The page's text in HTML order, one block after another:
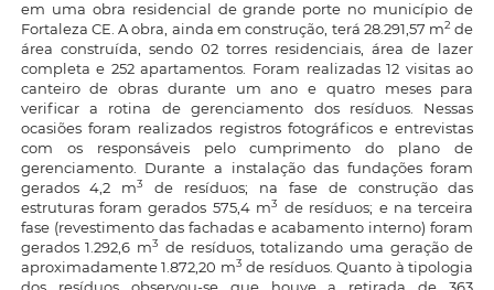
em uma obra residencial de grande porte no município de
Fortaleza CE. A obra, ainda em construção, terá 28.291,57 m2 de
área construída, sendo 02 torres residenciais, área de lazer
completa e 252 apartamentos. Foram realizadas 12 visitas ao
canteiro de obras durante um ano e quatro meses para
verificar a rotina de gerenciamento dos resíduos. Nessas
ocasiões foram realizados registros fotográficos e entrevistas
com os responsáveis pelo cumprimento do plano de
gerenciamento. Durante a instalação das fundações foram
gerados 4,2 m3
de resíduos; na fase de construção das
estruturas foram gerados 575,4 m3
de resíduos; e na terceira
fase (revestimento das fachadas e acabamento interno) foram
gerados 1.292,6 m3
de resíduos, totalizando uma geração de
aproximadamente 1.872,20 m3 de resíduos. Quanto à tipologia